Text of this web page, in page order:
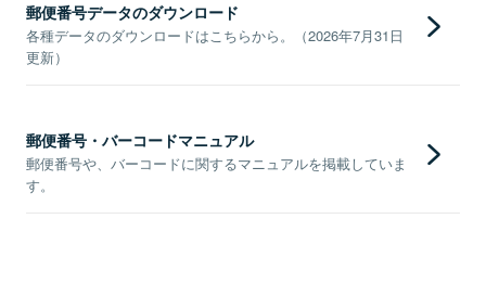
郵便番号データのダウンロード
各種データのダウンロードはこちらから。（2026年7月31日
更新）
郵便番号・バーコードマニュアル
郵便番号や、バーコードに関するマニュアルを掲載していま
す。